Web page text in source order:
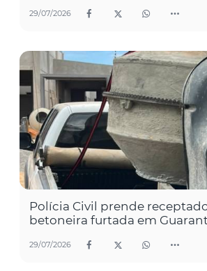
29/07/2026
Polícia Civil prende
betoneira furtada em
29/07/2026